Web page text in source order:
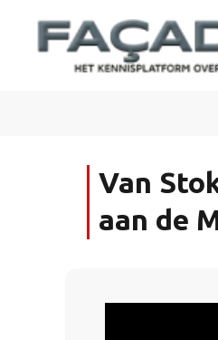
Van
aan de